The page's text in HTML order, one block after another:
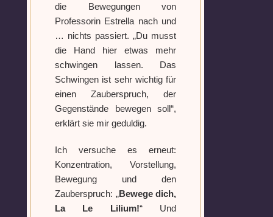
die Bewegungen von
Professorin Estrella nach und
… nichts passiert. „Du musst
die Hand hier etwas mehr
schwingen lassen. Das
Schwingen ist sehr wichtig für
einen Zauberspruch, der
Gegenstände bewegen soll“,
erklärt sie mir geduldig.
Ich versuche es erneut:
Konzentration, Vorstellung,
Bewegung und den
Zauberspruch: „Bewege dich,
La Le Lilium!“ Und